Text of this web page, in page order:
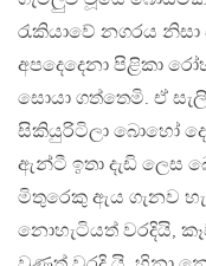
රැකියාවේ නගරය
අපදෙදෙනා පිළිකා
සොයා ගත්තෙමි. ඒ
සිකියුරිටිලා බොහෝ
ඇන්ටී ඉතා දැඩි ලෙස
මිතුරෙකු ඇය ගැනව
නොහැටියත් වරදියි,